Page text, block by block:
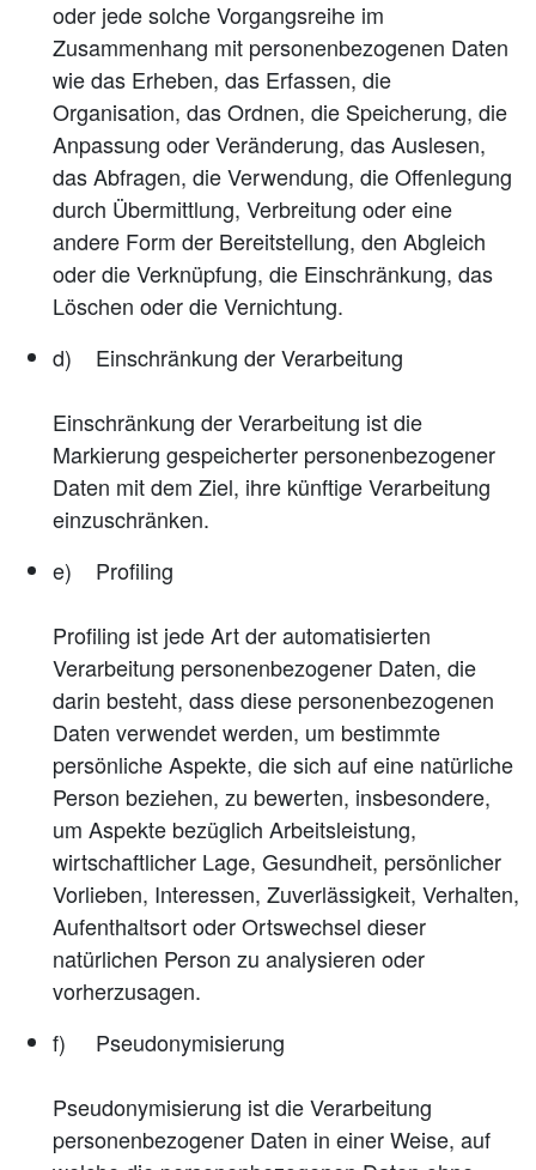
oder jede solche Vorgangsreihe im
Zusammenhang mit personenbezogenen Daten
wie das Erheben, das Erfassen, die
Organisation, das Ordnen, die Speicherung, die
Anpassung oder Veränderung, das Auslesen,
das Abfragen, die Verwendung, die Offenlegung
durch Übermittlung, Verbreitung oder eine
andere Form der Bereitstellung, den Abgleich
oder die Verknüpfung, die Einschränkung, das
Löschen oder die Vernichtung.
d) Einschränkung der Verarbeitung
Einschränkung der Verarbeitung ist die
Markierung gespeicherter personenbezogener
Daten mit dem Ziel, ihre künftige Verarbeitung
einzuschränken.
e) Profiling
Profiling ist jede Art der automatisierten
Verarbeitung personenbezogener Daten, die
darin besteht, dass diese personenbezogenen
Daten verwendet werden, um bestimmte
persönliche Aspekte, die sich auf eine natürliche
Person beziehen, zu bewerten, insbesondere,
um Aspekte bezüglich Arbeitsleistung,
wirtschaftlicher Lage, Gesundheit, persönlicher
Vorlieben, Interessen, Zuverlässigkeit, Verhalten,
Aufenthaltsort oder Ortswechsel dieser
natürlichen Person zu analysieren oder
vorherzusagen.
f) Pseudonymisierung
Pseudonymisierung ist die Verarbeitung
personenbezogener Daten in einer Weise, auf